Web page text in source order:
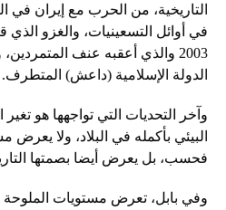
التاريخية، من الحرب مع إيران في
في أوائل التسعينيات، والغزو الذي
2003 والذي أعقبه عنف
الدولة الإسلامية (داعش) المتطرف.
وآخر التحديات التي تواجهها هو تغير
البيئي بأكمله في البلاد، ولا يعرض
فحسب، بل يعرض أيضا بصمتها
وفي بابل، تعرض مستويات الملوحة